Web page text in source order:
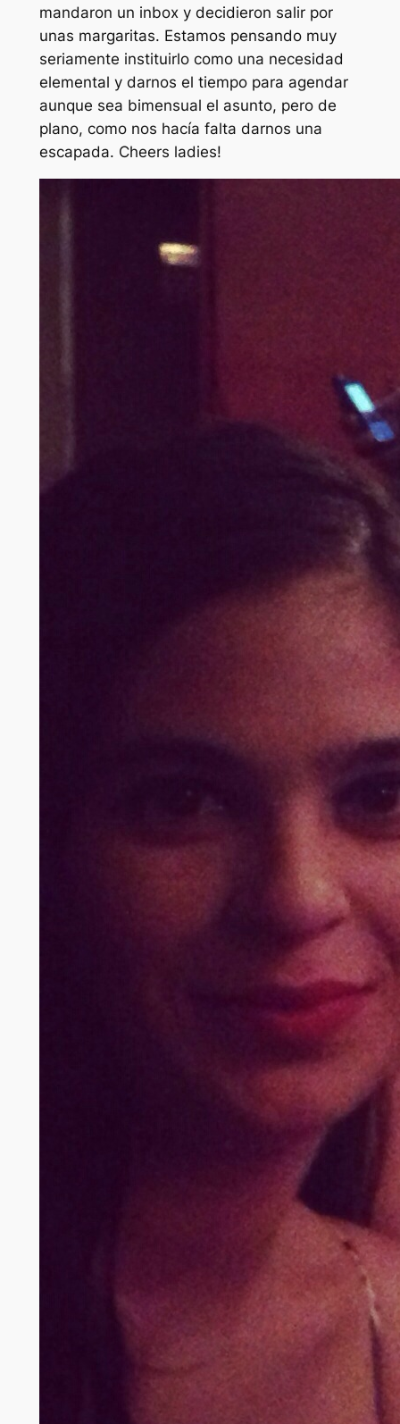
mandaron un inbox y decidieron salir por
unas margaritas. Estamos pensando muy
seriamente instituirlo como una necesidad
elemental y darnos el tiempo para agendar
aunque sea bimensual el asunto, pero de
plano, como nos hacía falta darnos una
escapada. Cheers ladies!